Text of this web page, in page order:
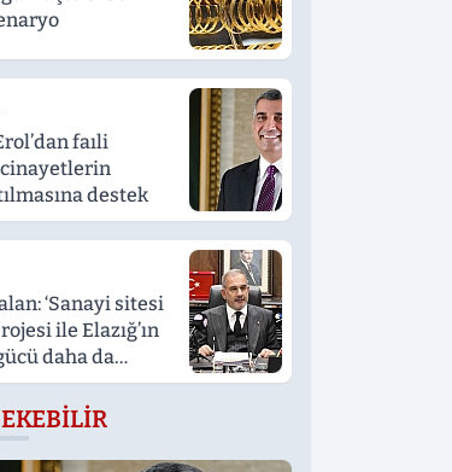
faıli
destek
‘Sanayi sitesi
ile Elazığ’ın
daha da